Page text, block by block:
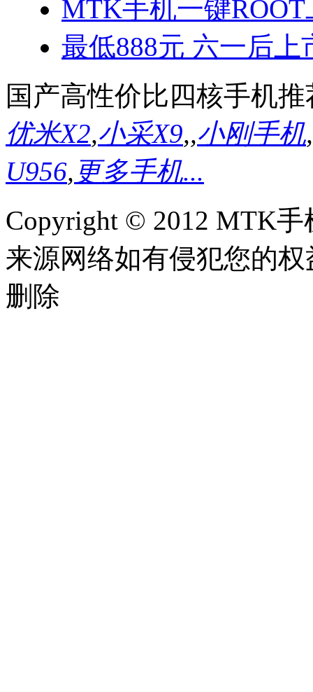
MTK手机一键
最低888元 六一后上
国产高性价比四核手机推
优米X2,小采X9,,小刚手机,
U956, 更多手机...
Copyright © 2012 MTK
来源网络如有侵犯您的
删除